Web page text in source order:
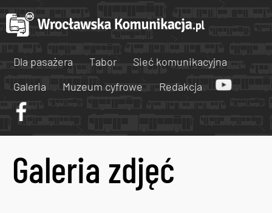
Dla pasażera Tabor
Sieć komunikacyjna
Galeria
Muzeum cyfrowe Redakcja
Galeria zdjęć